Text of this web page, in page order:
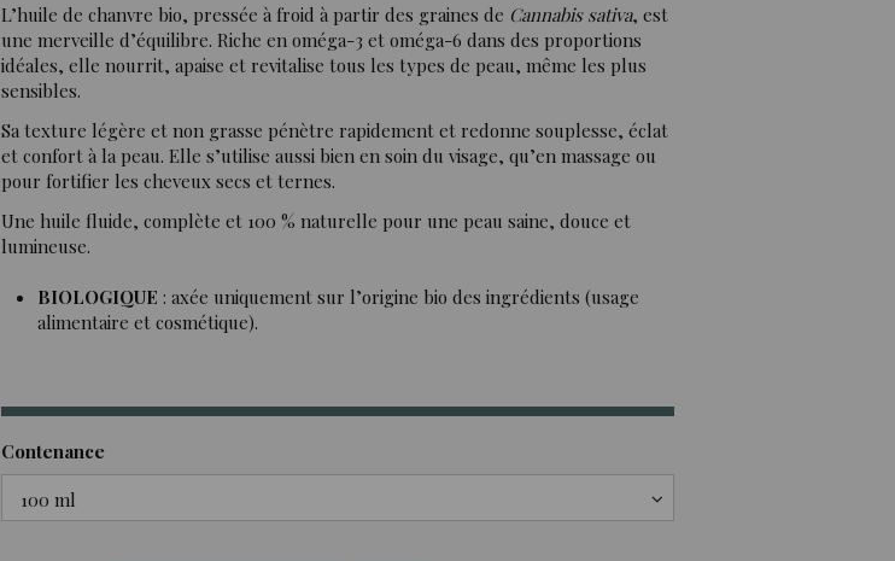
L’huile de chanvre bio, pressée à froid à partir des graines de Cannabis sativa, est
une merveille d’équilibre. Riche en oméga-3 et oméga-6 dans des proportions
idéales, elle nourrit, apaise et revitalise tous les types de peau, même les plus
sensibles.
Sa texture légère et non grasse pénètre rapidement et redonne souplesse, éclat
et confort à la peau. Elle s’utilise aussi bien en soin du visage, qu’en massage ou
pour fortifier les cheveux secs et ternes.
Une huile fluide, complète et 100 % naturelle pour une peau saine, douce et
lumineuse.
BIOLOGIQUE : axée uniquement sur l’origine bio des ingrédients (usage
alimentaire et cosmétique).
Contenance